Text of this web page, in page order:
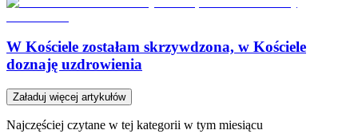
W Kościele zostałam skrzywdzona, w Kościele
doznaję uzdrowienia
Załaduj więcej artykułów
Najczęściej czytane w tej kategorii w tym miesiącu